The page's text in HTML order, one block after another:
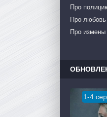
Про
Про любовь
Про измены
1-4